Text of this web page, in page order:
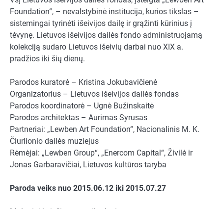
Foundation“, – nevalstybinė institucija, kurios tikslas –
sistemingai tyrinėti išeivijos dailę ir grąžinti kūrinius į
tėvynę. Lietuvos išeivijos dailės fondo administruojamą
kolekciją sudaro Lietuvos išeivių darbai nuo XIX a.
pradžios iki šių dienų.
Parodos kuratorė – Kristina Jokubavičienė
Organizatorius – Lietuvos išeivijos dailės fondas
Parodos koordinatorė – Ugnė Bužinskaitė
Parodos architektas – Aurimas Syrusas
Partneriai: „Lewben Art Foundation“, Nacionalinis M. K.
Čiurlionio dailės muziejus
Rėmėjai: „Lewben Group“, „Enercom Capital“, Živilė ir
Jonas Garbaravičiai, Lietuvos kultūros taryba
Paroda veiks nuo 2015.06.12 iki 2015.07.27